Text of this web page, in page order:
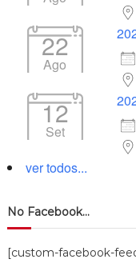
22
Ago
12
Set
ver todos...
No Facebook…
[custom-facebook-